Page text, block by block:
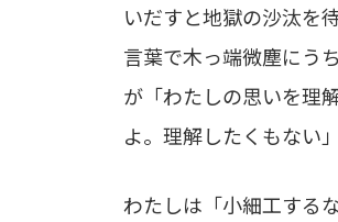
いだすと地獄の沙汰を
言葉で木っ端微塵にう
が「わたしの思いを理
よ。理解したくもない
わたしは「小細工する